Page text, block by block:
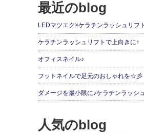
最近のblog
LEDマツエク×ケラチンラッシュリフト
ケラチンラッシュリフトで上向きに↑
オフィスネイル♪
フットネイルで足元のおしゃれを☆彡
ダメージを最小限に♪ケラチンラッシ
人気のblog